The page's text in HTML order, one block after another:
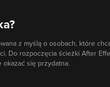
z myślą o osobach, które
Do rozpoczęcia ścieżki After
okazać się przydatna.